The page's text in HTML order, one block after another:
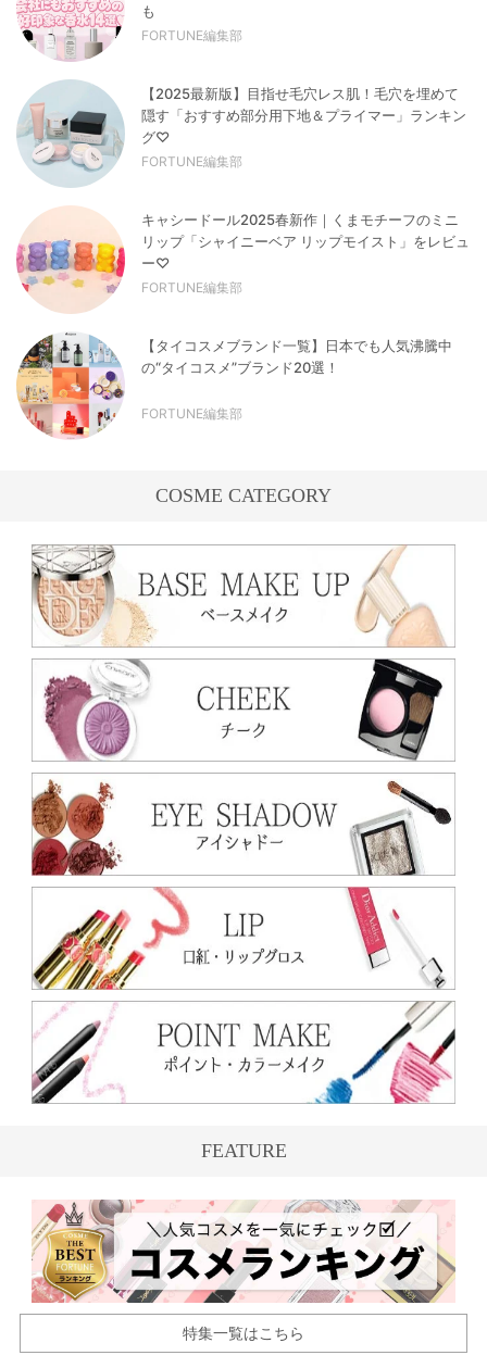
も
FORTUNE編集部
【2025最新版】目指せ毛穴レス肌！毛穴を埋めて
隠す「おすすめ部分用下地＆プライマー」ランキン
グ♡
FORTUNE編集部
キャシードール2025春新作｜くまモチーフのミニ
リップ「シャイニーベア リップモイスト」をレビュ
ー♡
FORTUNE編集部
【タイコスメブランド一覧】日本でも人気沸騰中
の“タイコスメ”ブランド20選！
FORTUNE編集部
COSME CATEGORY
FEATURE
特集一覧はこちら